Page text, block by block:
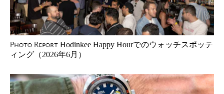
Photo Report Hodinkee Happy Hourでのウォッチスポッテ
ィング（2026年6月）